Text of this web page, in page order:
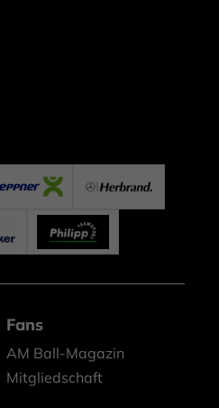
Fans
AM Ball-Magazin
Mitgliedschaft